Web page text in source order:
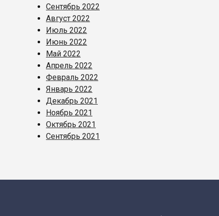
Сентябрь 2022
Август 2022
Июль 2022
Июнь 2022
Май 2022
Апрель 2022
Февраль 2022
Январь 2022
Декабрь 2021
Ноябрь 2021
Октябрь 2021
Сентябрь 2021